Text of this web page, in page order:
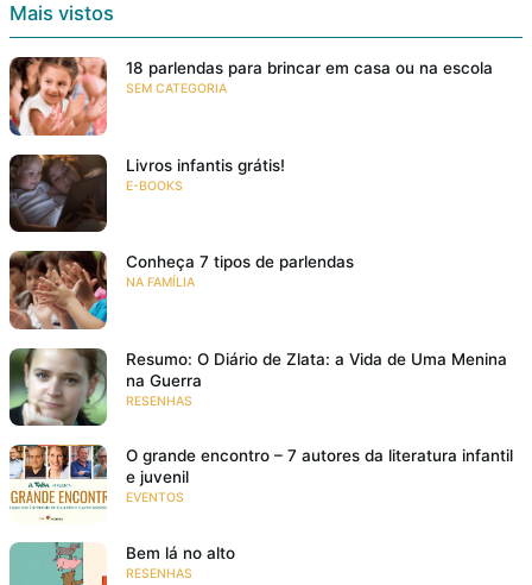
Mais vistos
18 parlendas para brincar em casa ou na escola
SEM CATEGORIA
Livros infantis grátis!
E-BOOKS
Conheça 7 tipos de parlendas
NA FAMÍLIA
Resumo: O Diário de Zlata: a Vida de Uma Menina
na Guerra
RESENHAS
O grande encontro – 7 autores da literatura infantil
e juvenil
EVENTOS
Bem lá no alto
RESENHAS